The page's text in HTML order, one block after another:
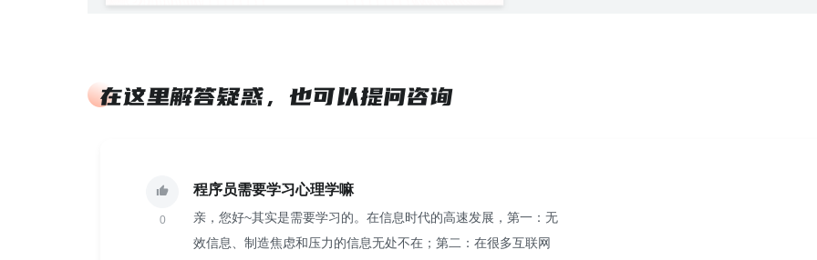
0
程序员需要学习心理学嘛
亲，您好~其实是需要学习的。在信息时代的高速发展，第一：无
效信息、制造焦虑和压力的信息无处不在；第二：在很多互联网